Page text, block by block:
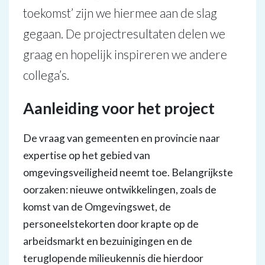
toekomst’ zijn we hiermee aan de slag
gegaan. De projectresultaten delen we
graag en hopelijk inspireren we andere
collega’s.
Aanleiding voor het project
De vraag van gemeenten en provincie naar
expertise op het gebied van
omgevingsveiligheid neemt toe. Belangrijkste
oorzaken: nieuwe ontwikkelingen, zoals de
komst van de Omgevingswet, de
personeelstekorten door krapte op de
arbeidsmarkt en bezuinigingen en de
teruglopende milieukennis die hierdoor